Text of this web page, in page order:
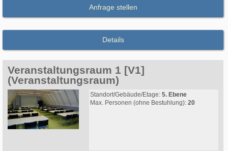
Anfrage stellen
Details
Veranstaltungsraum 1 [V1]
(Veranstaltungsraum)
Standort/Gebäude/Etage: 5. Ebene
Max. Personen (ohne Bestuhlung): 20